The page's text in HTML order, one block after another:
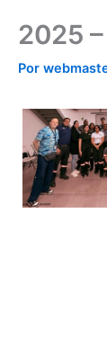
2025
Por